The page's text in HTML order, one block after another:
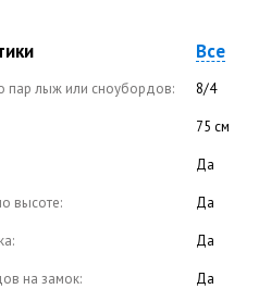
Все
пар лыж или сноубордов: 8/4
75 см
Да
высоте: Да
Да
на замок: Да